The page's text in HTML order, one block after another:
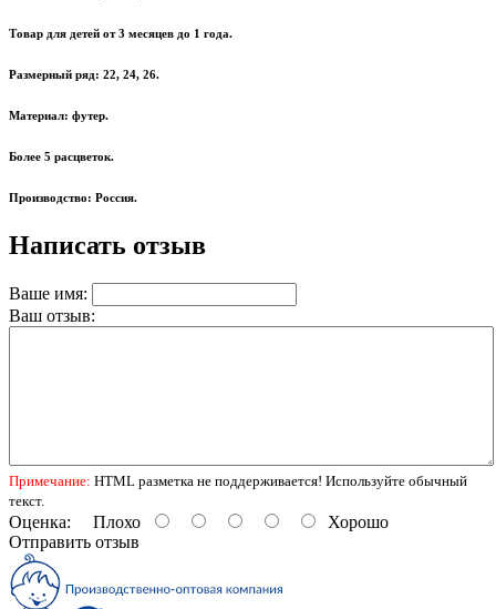
Товар для детей от 3 месяцев до 1 года.
Размерный ряд: 22, 24, 26.
Материал: футер.
Более 5 расцветок.
Производство: Россия.
Написать отзыв
Ваше имя:
Ваш отзыв:
Примечание: HTML разметка не поддерживается! Используйте обычный
текст.
Оценка: Плохо
Хорошо
Отправить отзыв